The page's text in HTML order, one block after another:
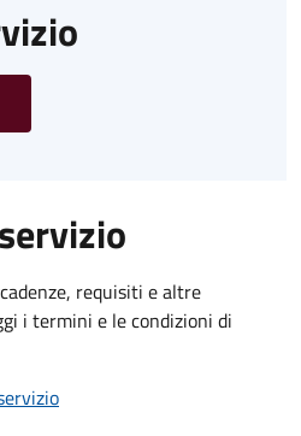
requisiti e altre
i termini e le condizioni di